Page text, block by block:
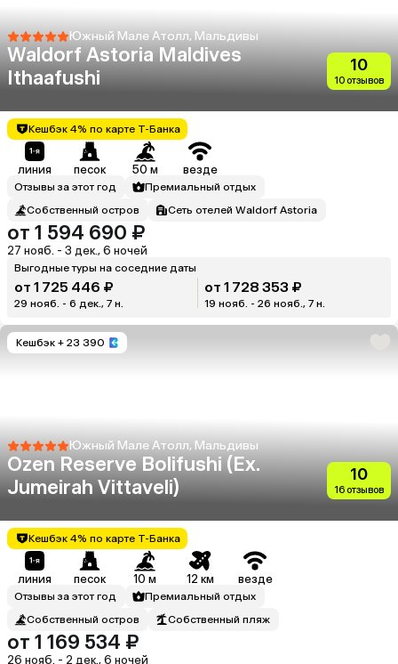
Южный Мале Атолл, Мальдивы
Waldorf Astoria Maldives
Ithaafushi
10
10 отзывов
Кешбэк 4% по карте Т-Банка
линия песок 50 м везде
Отзывы за этот год
Премиальный отдых
Собственный остров
Сеть отелей Waldorf Astoria
от 1 594 690 ₽
27 нояб. - 3 дек., 6 ночей
Выгодные туры на соседние даты
от 1 725 446 ₽
29 нояб. - 6 дек., 7 н.
от 1 728 353 ₽
19 нояб. - 26 нояб., 7 н.
Кешбэк + 23 390
Южный Мале Атолл, Мальдивы
Ozen Reserve Bolifushi (Ex.
Jumeirah Vittaveli)
10
16 отзывов
Кешбэк 4% по карте Т-Банка
линия песок 10 м 12 км везде
Отзывы за этот год
Премиальный отдых
Собственный остров
Собственный пляж
от 1 169 534 ₽
26 нояб. - 2 дек., 6 ночей